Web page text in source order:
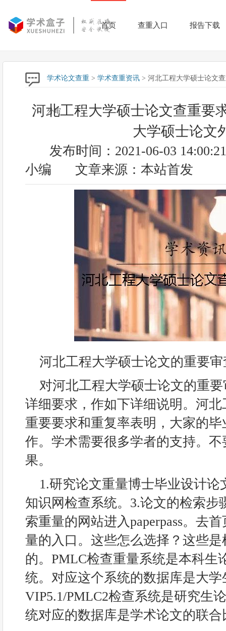
首页 查重入口 报告下载
学术论文查重 > 学术查重资讯 > 河北工程大学硕士论文
外审
河北工程大学硕士论文查重要
大学硕士论文
发布时间：2021-06-03 14:00:21
小编
文章来源：本站首发
河北工程大学硕士论文的重要
对河北工程大学硕士论文的重
详细要求，作如下详细说明。河
重要要求和重复率表明，大家的
作。学术需要很多学者的支持。
果。
1.研究论文重量博士毕业设计论
知识网检查系统。3.论文的检索步
索重量的网站进入paperpass。去
量的入口。这些怎么选择？这些
的。PMLC检查重量系统是本科生
统。对应这个系统的数据库是大
VIP5.1/PMLC2检查系统是研究生
统对应的数据库是学术论文的联合